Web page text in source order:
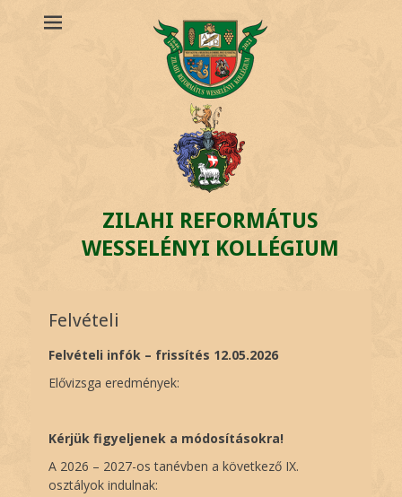
ZILAHI REFORMÁTUS
WESSELÉNYI KOLLÉGIUM
Felvételi
Felvételi infók – frissítés 12.05.2026
Elővizsga eredmények:
Kérjük figyeljenek a módosításokra!
A 2026 – 2027-os tanévben a következő IX.
osztályok indulnak: